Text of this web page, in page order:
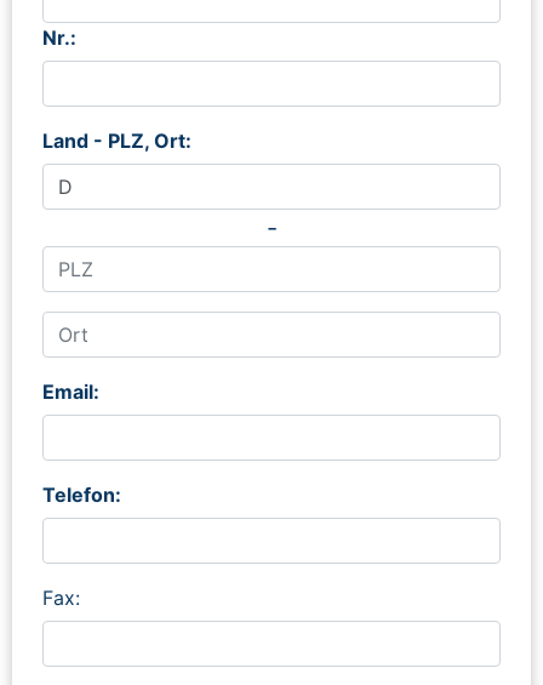
Nr.:
Land - PLZ, Ort:
-
Email:
Telefon:
Fax: